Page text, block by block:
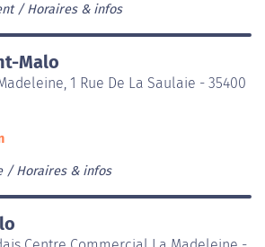
Horaires & infos
Malo
1 Rue De La Saulaie - 35400
Horaires & infos